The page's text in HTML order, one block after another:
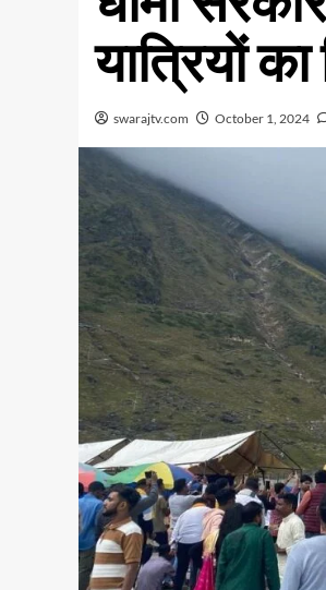
यात्रियों
swarajtv.com October 1, 2024